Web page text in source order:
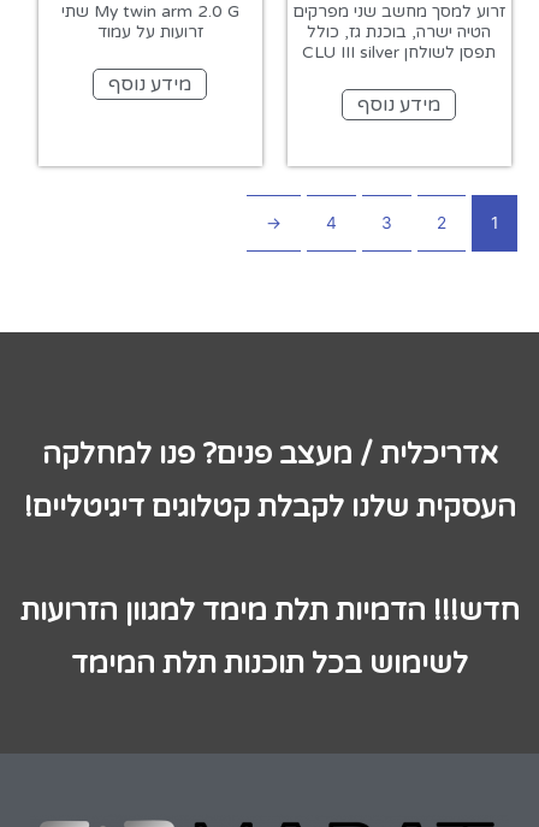
זרוע למסך מחשב שני מפרקים
הטיה ישרה, בוכנת גז, כולל
תפסן לשולחן CLU III silver
מידע נוסף
My twin arm 2.0 G שתי
זרועות על עמוד
מידע נוסף
1
2
3
4
←
אדריכלית / מעצב פנים? פנו למחלקה
העסקית שלנו לקבלת קטלוגים דיגיטליים!
חדש!!! הדמיות תלת מימד למגוון הזרועות
לשימוש בכל תוכנות תלת המימד